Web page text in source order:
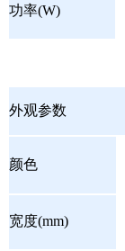
功率(W)
外观参数
颜色
宽度(mm)